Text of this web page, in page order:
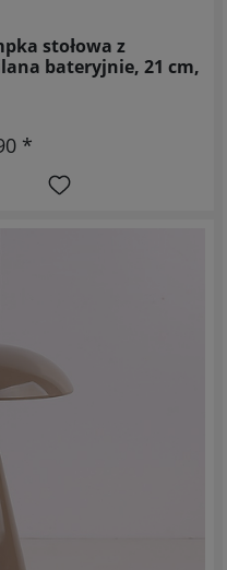
stołowa z
bateryjnie, 21 cm,
*